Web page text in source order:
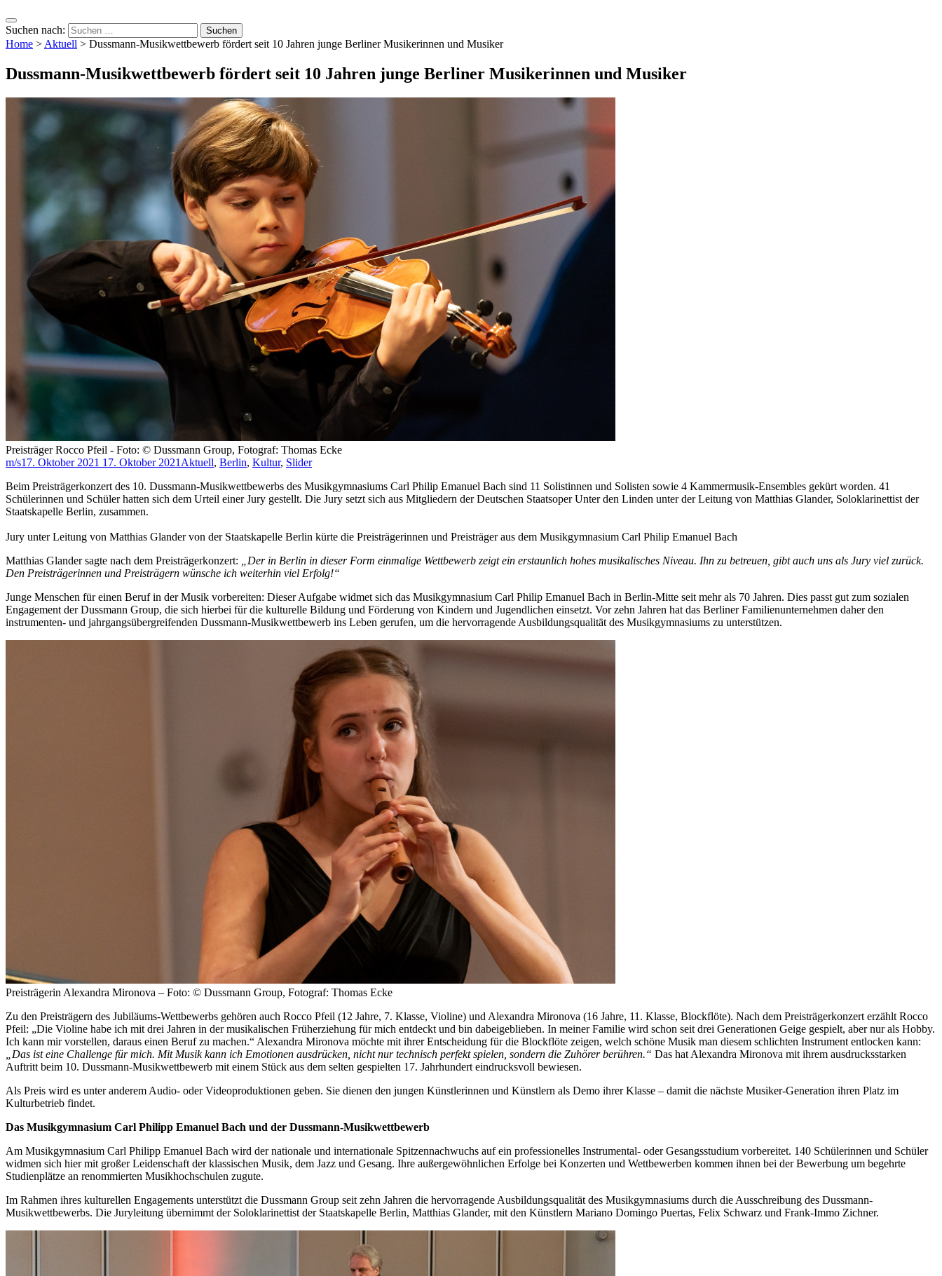
Suchen nach:
Home >Aktuell > Dussmann-Musikwettbewerb fördert seit 10 Jahren junge Berliner Musikerinnen und Musiker
Dussmann-Musikwettbewerb fördert seit 10 Jahren junge Berliner Musikerinnen und Musiker
Preisträger Rocco Pfeil - Foto: © Dussmann Group, Fotograf: Thomas Ecke
m/s17. Oktober 2021 17. Oktober 2021 Aktuell, Berlin, Kultur, Slider
Beim Preisträgerkonzert des 10. Dussmann-Musikwettbewerbs des Musikgymnasiums Carl Philip Emanuel Bach sind 11 Solistinnen und Solisten sowie 4 Kammermusik-Ensembles gekürt worden. 41
Schülerinnen und Schüler hatten sich dem Urteil einer Jury gestellt. Die Jury setzt sich aus Mitgliedern der Deutschen Staatsoper Unter den Linden unter der Leitung von Matthias Glander, Soloklarinettist der
Staatskapelle Berlin, zusammen.
Jury unter Leitung von Matthias Glander von der Staatskapelle Berlin kürte die Preisträgerinnen und Preisträger aus dem Musikgymnasium Carl Philip Emanuel Bach
Matthias Glander sagte nach dem Preisträgerkonzert:
„Der in Berlin in dieser Form einmalige Wettbewerb zeigt ein erstaunlich hohes musikalisches Niveau. Ihn zu betreuen, gibt auch uns als Jury viel zurück.
Den Preisträgerinnen und Preisträgern wünsche ich weiterhin viel Erfolg!“
Junge Menschen für einen Beruf in der Musik vorbereiten: Dieser Aufgabe widmet sich das Musikgymnasium Carl Philip Emanuel Bach in Berlin-Mitte seit mehr als 70 Jahren. Dies passt gut zum sozialen
Engagement der Dussmann Group, die sich hierbei für die kulturelle Bildung und Förderung von Kindern und Jugendlichen einsetzt. Vor zehn Jahren hat das Berliner Familienunternehmen daher den
instrumenten- und jahrgangsübergreifenden Dussmann-Musikwettbewerb ins Leben gerufen, um die hervorragende Ausbildungsqualität des Musikgymnasiums zu unterstützen.
Preisträgerin Alexandra Mironova – Foto: © Dussmann Group, Fotograf: Thomas Ecke
Zu den Preisträgern des Jubiläums-Wettbewerbs gehören auch Rocco Pfeil (12 Jahre, 7. Klasse, Violine) und Alexandra Mironova (16 Jahre, 11. Klasse, Blockflöte). Nach dem Preisträgerkonzert erzählt Rocco
Pfeil: „Die Violine habe ich mit drei Jahren in der musikalischen Früherziehung für mich entdeckt und bin dabeigeblieben. In meiner Familie wird schon seit drei Generationen Geige gespielt, aber nur als Hobby.
Ich kann mir vorstellen, daraus einen Beruf zu machen.“ Alexandra Mironova möchte mit ihrer Entscheidung für die Blockflöte zeigen, welch schöne Musik man diesem schlichten Instrument entlocken kann:
„Das ist eine Challenge für mich. Mit Musik kann ich Emotionen ausdrücken, nicht nur technisch perfekt spielen, sondern die Zuhörer berühren.“ Das hat Alexandra Mironova mit ihrem ausdrucksstarken
Auftritt beim 10. Dussmann-Musikwettbewerb mit einem Stück aus dem selten gespielten 17. Jahrhundert eindrucksvoll bewiesen.
Als Preis wird es unter anderem Audio- oder Videoproduktionen geben. Sie dienen den jungen Künstlerinnen und Künstlern als Demo ihrer Klasse – damit die nächste Musiker-Generation ihren Platz im
Kulturbetrieb findet.
Das Musikgymnasium Carl Philipp Emanuel Bach und der Dussmann-Musikwettbewerb
Am Musikgymnasium Carl Philipp Emanuel Bach wird der nationale und internationale Spitzennachwuchs auf ein professionelles Instrumental- oder Gesangsstudium vorbereitet. 140 Schülerinnen und Schüler
widmen sich hier mit großer Leidenschaft der klassischen Musik, dem Jazz und Gesang. Ihre außergewöhnlichen Erfolge bei Konzerten und Wettbewerben kommen ihnen bei der Bewerbung um begehrte
Studienplätze an renommierten Musikhochschulen zugute.
Im Rahmen ihres kulturellen Engagements unterstützt die Dussmann Group seit zehn Jahren die hervorragende Ausbildungsqualität des Musikgymnasiums durch die Ausschreibung des Dussmann-
Musikwettbewerbs. Die Juryleitung übernimmt der Soloklarinettist der Staatskapelle Berlin, Matthias Glander, mit den Künstlern Mariano Domingo Puertas, Felix Schwarz und Frank-Immo Zichner.